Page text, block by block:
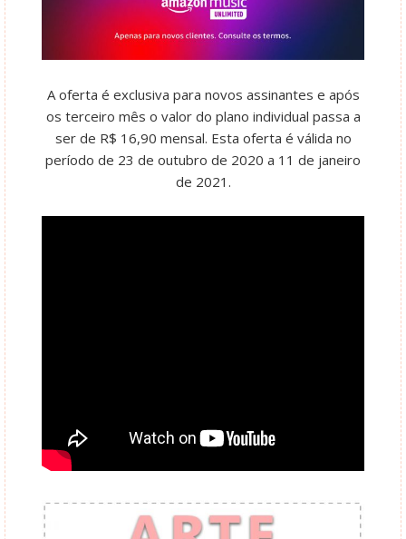
A oferta é exclusiva para novos assinantes e após
os terceiro mês o valor do plano individual passa a
ser de R$ 16,90 mensal. Esta oferta é válida no
período de 23 de outubro de 2020 a 11 de janeiro
de 2021.